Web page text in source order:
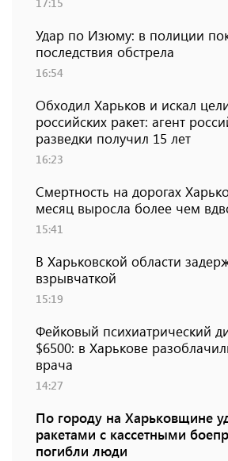
Удар по Изюму: в полиции
последствия обстрела
16:54
Обходил Харьков и искал
российских ракет: агент
разведки получил 15 лет
16:23
Смертность на дорогах
месяц выросла более чем
15:41
В Харьковской области
взрывчаткой
15:19
Фейковый психиатрический
$6500: в Харькове
врача
14:27
По городу на Харьковщине
ракетами с кассетными
погибли люди